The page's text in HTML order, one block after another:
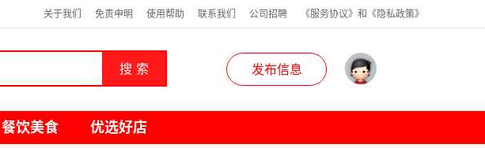
关于我们 免责申明 使用帮助 联系我们 公司招聘 《服务协议》和《隐私政策》
搜 索 发布信息
餐饮美食 优选好店